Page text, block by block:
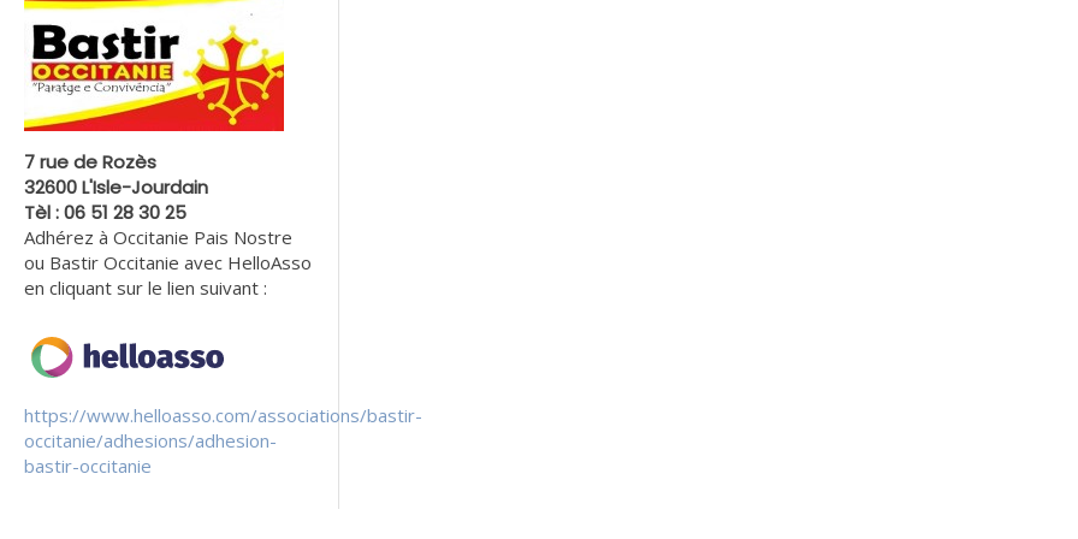
7 rue de Rozès
32600 L'Isle-Jourdain
Tèl : 06 51 28 30 25
Adhérez à Occitanie Pais Nostre
ou Bastir Occitanie avec HelloAsso
en cliquant sur le lien suivant :
https://www.helloasso.com/associations/bastir-
occitanie/adhesions/adhesion-
bastir-occitanie